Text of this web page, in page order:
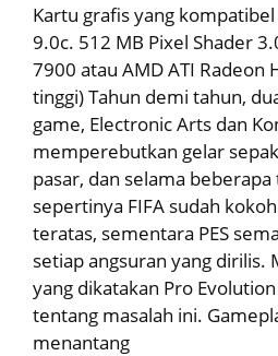
Kartu grafis yang
9.0c. 512 MB Pixel Shader
7900 atau AMD ATI Radeon
tinggi) Tahun demi tahun,
game, Electronic Arts dan
memperebutkan gelar
pasar, dan selama
sepertinya FIFA sudah
teratas, sementara PES
setiap angsuran yang dirilis.
yang dikatakan Pro
tentang masalah ini.
menantang